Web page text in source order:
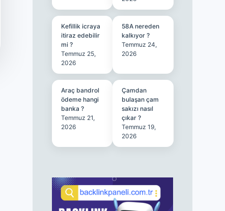
Kefillik icraya
itiraz edebilir
mi ?
Temmuz 25,
2026
58A nereden
kalkıyor ?
Temmuz 24,
2026
Araç bandrol
ödeme hangi
banka ?
Temmuz 21,
2026
Çamdan
bulaşan çam
sakızı nasıl
çıkar ?
Temmuz 19,
2026